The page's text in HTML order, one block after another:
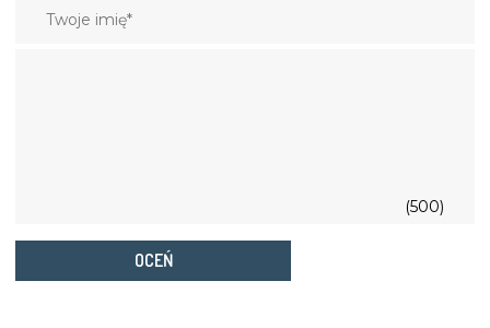
(500)
OCEŃ